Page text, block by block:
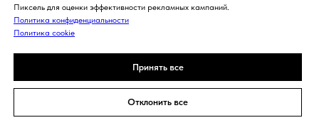
Пиксель для оценки эффективности рекламных кампаний.
Политика конфиденциальности
Политика cookie
Принять все
Отклонить все